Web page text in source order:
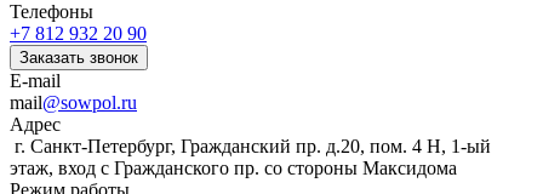
Телефоны
+7 812 932 20 90
Заказать звонок
E-mail
mail@sowpol.ru
Адрес
г. Санкт-Петербург, Гражданский пр. д.20, пом. 4 Н, 1-ый
этаж, вход с Гражданского пр. со стороны Максидома
Режим работы